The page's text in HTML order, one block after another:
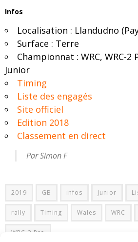
Infos
Localisation : Llandudno
Surface : Terre
Championnat : WRC, WRC-2
Junior
Timing
Liste des engagés
Site officiel
Edition 2018
Classement en direct
Par Simon F
2019 GB infos Junior
rally Timing Wales WRC
WRC-2 Pro